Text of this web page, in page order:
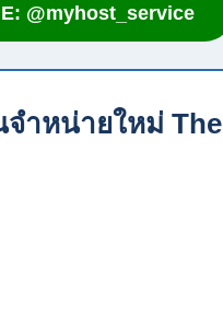
@myhost_service
ำหน่ายใหม่ The